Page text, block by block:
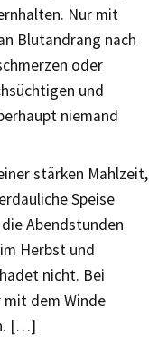
Nur mit
Blutandrang nach
oder
und
niemand
stärken Mahlzeit,
Speise
Abendstunden
Herbst und
nicht. Bei
dem Winde
[…]